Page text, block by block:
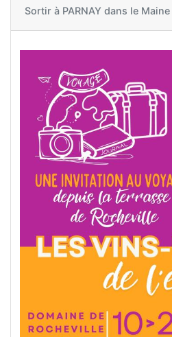
Sortir à PARNAY dans le